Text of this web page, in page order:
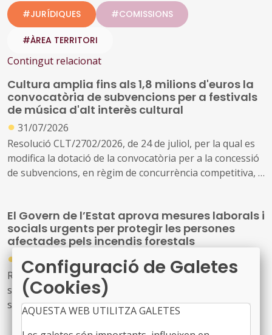
#JURÍDIQUES #COMISSIONS
#ÀREA TERRITORI
Contingut relacionat
Cultura amplia fins als 1,8 milions d'euros la
convocatòria de subvencions per a festivals
de música d'alt interès cultural
● 31/07/2026
Resolució CLT/2702/2026, de 24 de juliol, per la qual es
modifica la dotació de la convocatòria per a la concessió
de subvencions, en règim de concurrència competitiva, a
El Govern de l’Estat aprova mesures laborals i
socials urgents per protegir les persones
afectades pels incendis forestals
●
30/07/2026
Reial decret llei 20/2026, de 29 de juliol, pel qual
s’estableixen mesures urgents de protecció laboral i
social davant els incendis forestals.
Configuració de Galetes
(Cookies)
AQUESTA WEB UTILITZA GALETES